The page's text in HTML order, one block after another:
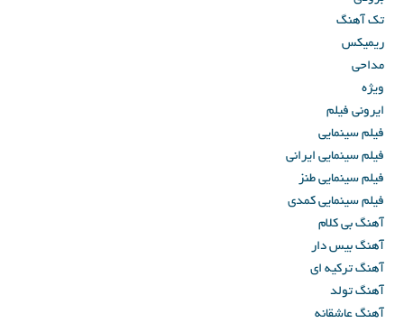
تک آهنگ
ریمیکس
مداحی
ویژه
ایرونی فیلم
فیلم سینمایی
فیلم سینمایی ایرانی
فیلم سینمایی طنز
فیلم سینمایی کمدی
آهنگ بی کلام
آهنگ بیس دار
آهنگ ترکیه ای
آهنگ تولد
آهنگ عاشقانه